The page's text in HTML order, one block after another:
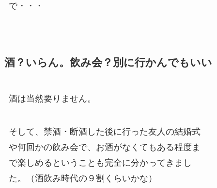
で・・・
酒？いらん。飲み会？別に行かんでもいい
酒は当然要りません。
そして、禁酒・断酒した後に行った友人の結婚式
や何回かの飲み会で、お酒がなくてもある程度ま
で楽しめるということも完全に分かってきまし
た。（酒飲み時代の９割くらいかな）